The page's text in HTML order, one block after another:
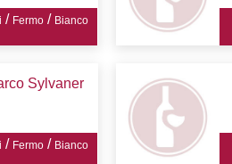
/ Fermo/ Bianco
Sylvaner
/ Fermo/ Bianco